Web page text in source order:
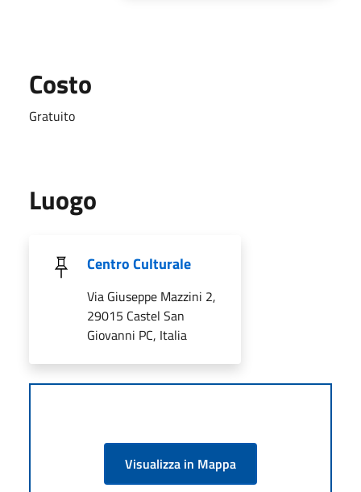
Costo
Gratuito
Luogo
Centro Culturale
Via Giuseppe Mazzini 2,
29015 Castel San
Giovanni PC, Italia
Visualizza in Mappa